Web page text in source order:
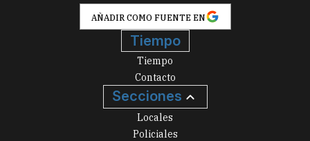
AÑADIR COMO FUENTE EN
Tiempo
Tiempo
Contacto
Secciones
Locales
Policiales